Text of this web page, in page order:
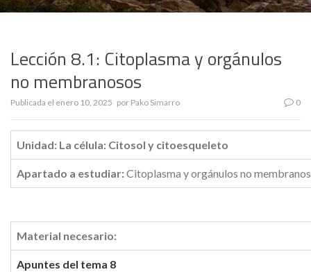
Lección 8.1: Citoplasma y orgánulos
no membranosos
Publicada el enero 10, 2025 por Pako Simarro 0
Unidad: La célula: Citosol y citoesqueleto
Apartado a estudiar:Citoplasma y orgánulos no
Material necesario:
Apuntes del tema 8